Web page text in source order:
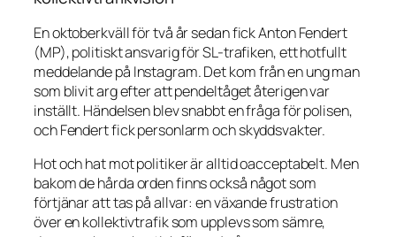
En oktoberkväll för två år sedan fick Anton Fendert
(MP), politiskt ansvarig för SL-trafiken, ett hotfullt
meddelande på Instagram. Det kom från en ung man
som blivit arg efter att pendeltåget återigen var
inställt. Händelsen blev snabbt en fråga för polisen,
och Fendert fick personlarm och skyddsvakter.
Hot och hat mot politiker är alltid oacceptabelt. Men
bakom de hårda orden finns också något som
förtjänar att tas på allvar: en växande frustration
över en kollektivtrafik som upplevs som sämre,